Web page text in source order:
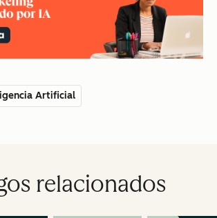
Artificial
relacionados